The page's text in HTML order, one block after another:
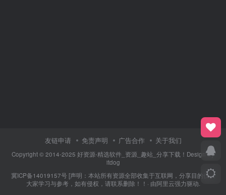
友链申请 免责声明 广告合作 关于我们
Copyright © 2014-2025 好资源-精选软件_资源_趣站_分享下载！Design By
itdog
冀ICP备14019157号[声明：本站所有资源全部收集于互联网，分享目的仅供
大家学习与参考，如有侵权，请联系删除！！· 由阿里云强力驱动.